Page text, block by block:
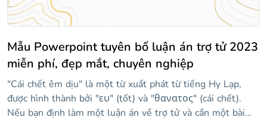
Mẫu Powerpoint tuyên bố luận án trợ tử 2023
miễn phí, đẹp mắt, chuyên nghiệp
"Cái chết êm dịu" là một từ xuất phát từ tiếng Hy Lạp,
được hình thành bởi "ευ" (tốt) và "θανατος" (cái chết).
Nếu bạn định làm một luận án về trợ tử và cần một bài